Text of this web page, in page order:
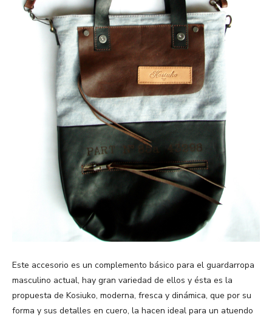
Este accesorio es un complemento básico para el guardarropa
masculino actual, hay gran variedad de ellos y ésta es la
propuesta de Kosiuko, moderna, fresca y dinámica, que por su
forma y sus detalles en cuero, la hacen ideal para un atuendo